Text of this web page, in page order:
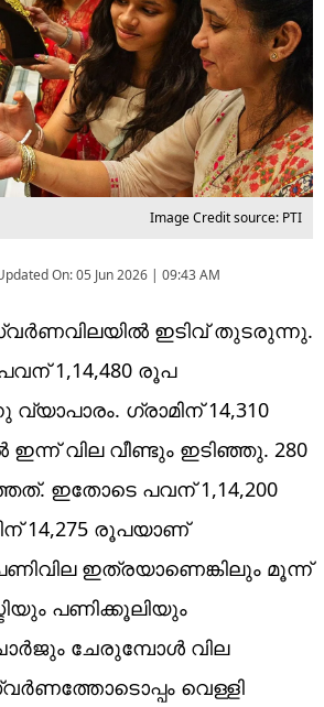
Image Credit source: PTI
On:05 Jun 2026 | 09:43 AM
ഇടിവ് തുടരുന്നു.
1,14,480 രൂപ
വ്യാപാരം. ഗ്രാമിന് 14,310
വില വീണ്ടും ഇടിഞ്ഞു. 280
ഇതോടെ പവന് 1,14,200
14,275 രൂപയാണ്
ഇത്രയാണെങ്കിലും മൂന്ന്
പണിക്കൂലിയും
ചേരുമ്പോൾ വില
വെള്ളി